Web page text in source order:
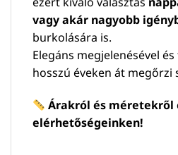
vagy akár nagyobb
burkolására is.
Elegáns megjelenésével
hosszú éveken át megőrzi
Árakról és méretekről
elérhetőségeinken!